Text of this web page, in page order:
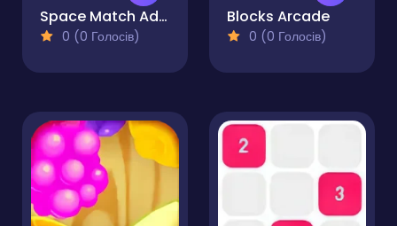
Space Match Adventure
0 (0 Голосів)
Blocks Arcade
0 (0 Голосів)